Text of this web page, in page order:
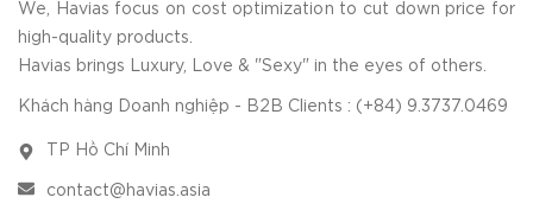
We, Havias focus on cost optimization to cut down price for
high-quality products.
Havias brings Luxury, Love & "Sexy" in the eyes of others.
Khách hàng Doanh nghiệp - B2B Clients : (+84) 9.3737.0469
TP Hồ Chí Minh
contact@havias.asia